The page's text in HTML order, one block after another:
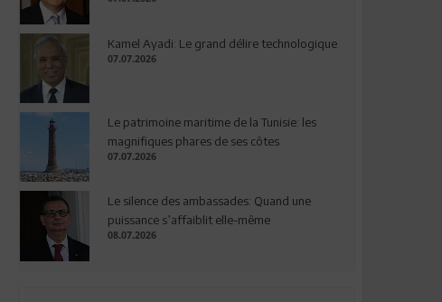
Kamel Ayadi: Le grand délire technologique
07.07.2026
Le patrimoine maritime de la Tunisie: les
magnifiques phares de ses côtes
07.07.2026
Le silence des ambassades: Quand une
puissance s’affaiblit elle-même
08.07.2026